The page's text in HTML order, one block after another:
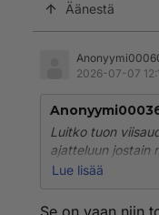
Äänestä
2026-07-07
Luitko tuon
ajatteluun jostain
pällimille tämä
turauttelemassa
Lue lisää
Se on vaan niin